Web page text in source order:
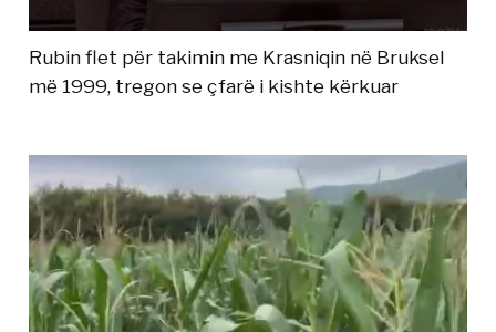
Rubin flet për takimin me Krasniqin në Bruksel
më 1999, tregon se çfarë i kishte kërkuar